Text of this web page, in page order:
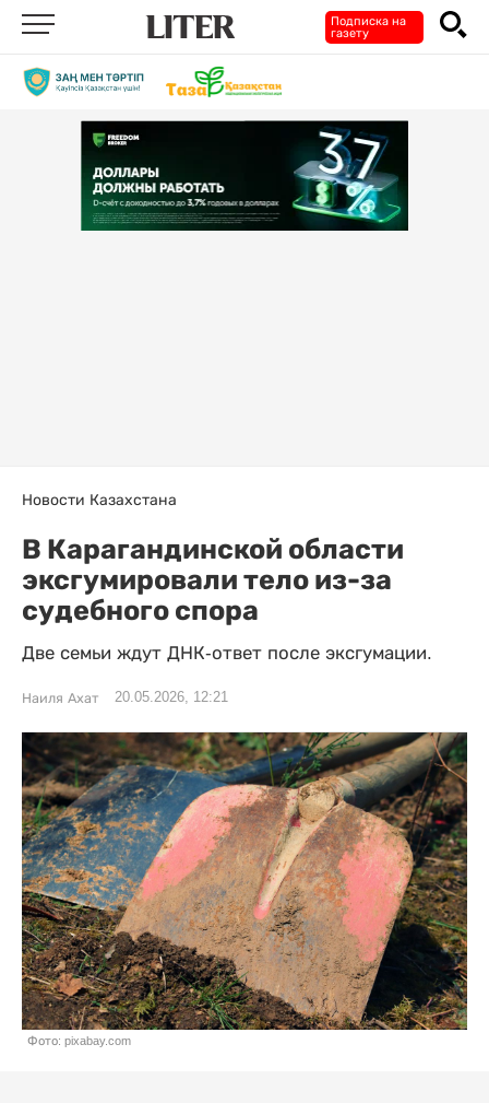
Подписка на
газету
Новости Казахстана
В Карагандинской области
эксгумировали тело из-за
судебного спора
Две семьи ждут ДНК-ответ после эксгумации.
Наиля Ахат 20.05.2026, 12:21
Фото: pixabay.com